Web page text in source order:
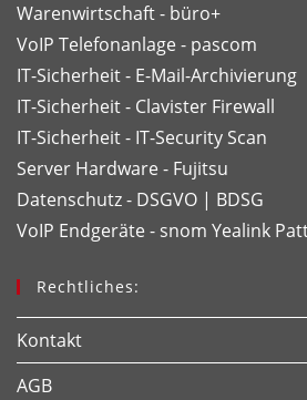
Warenwirtschaft - büro+
VoIP Telefonanlage - pascom
IT-Sicherheit - E-Mail-Archivierung
IT-Sicherheit - Clavister Firewall
IT-Sicherheit - IT-Security Scan
Server Hardware - Fujitsu
Datenschutz - DSGVO | BDSG
VoIP Endgeräte - snom Yealink
Rechtliches:
Kontakt
AGB